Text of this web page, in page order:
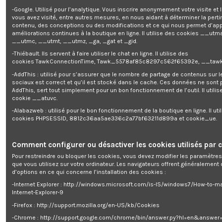
effectuez vos travaux de vissage sans effort. Elle possède un couple
maximal de 140 Nm ainsi qu'une vitesse variable 0-2400 tours par minute.
Légère et dotée d'une poignée soft grip, elle est extrêmement maniable. Sa
petite taille permet d'atteindre les endroits les plus difficiles.
achetez séparément votre batterie 2 Ah (PSBAT20-2A) ou 4 Ah (PSBAT20-
4A) et votre chargeur rapide (PSCHBAT20) lors de l'acquisition de votre
première machine puis au gré de vos envies ou de vos besoins, vous
pouvez acheter une seconde machine sans devoir investir dans une
nouvelle batterie ni un nouveau chargeur, ce qui représente une économie
non négligeable.
Ce produit est garanti 5 ans
- Puissance: 20V max
- Vitesse variable: 0-2400 t/min
- Mandrin : 1/4'' HEX
- Livré en boite couleur sans batterie ni chargeur
- Poignée soft grip
- Garantie 5 ans
-Google. Utilisé pour l’analytique. Vous inscrire anonymement votre visite et
vous avez visité, entre autres mesures, en nous aidant à déterminer la
contenu, des conceptions ou des modifications et ce qui nous permet
améliorations continues à la boutique en ligne. Il utilise des cookies
__utmc, __utmt, __utmz, _ga, _gat et _gid.
-Thiébault. Ils servent à faire utiliser le chat en ligne. Il utilise des
cookies TawkConnectionTime, Tawk_5578af85c8297c562f65392e,
-AddThis : utilisé pour s’assurer que le nombre de partage de contenus sur
sociaux est correct et qu’il est stocké dans le cache. Ces données ne sont
AddThis, sert tout simplement pour un bon fonctionnement de l’outil. Il
cookie __atuvc.
-Alabazweb : utilisé pour le bon fonctionnement de la boutique en ligne. Il
cookies PHPSESSID, 8812c36aa5ae336c2a77bf63211d899a et cookie_ue.
Comment configurer ou désactiver les cookies utilisés par
Pour restreindre ou bloquer les cookies, vous devez modifier les
que vous utilisez sur votre ordinateur. Les navigateurs offrent généralement
d’options en ce qui concerne l’installation des cookies :
-Internet Explorer : http://windows.microsoft.com/is-IS/windows7/How-to-
Internet-Explorer-9
-Firefox : http://support.mozilla.org/en-US/kb/Cookies
-Chrome : http://support.google.com/chrome/bin/